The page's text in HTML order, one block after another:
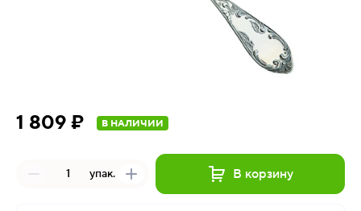
1 809 ₽ В НАЛИЧИИ
упак. В корзину